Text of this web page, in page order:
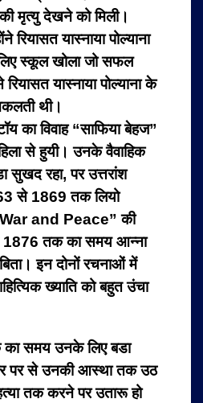
मृत्यु देखने को मिली।
रियासत यास्नाया पोल्याना
स्कूल खोला जो सफल
यास्नाया पोल्याना के
थी।
का विवाह “साफिया बेहज”
से हुयी। उनके वैवाहिक
सुखद रहा, पर उत्तरांश
से 1869 तक लियो
and Peace” की
1876 तक का समय आन्ना
इन दोनों रचनाओं में
ख्याति को बहुत उंचा
समय उनके लिए बडा
पर से उनकी आस्था तक उठ
तक करने पर उतारू हो